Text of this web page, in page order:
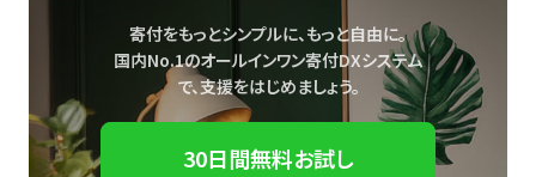
寄付をもっとシンプルに、もっと自由に。
国内No.1のオールインワン寄付DXシステム
で、支援をはじめましょう。
30日間無料お試し